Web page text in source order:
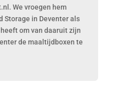
We vroegen hem
Storage in Deventer als
om van daaruit zijn
de maaltijdboxen te